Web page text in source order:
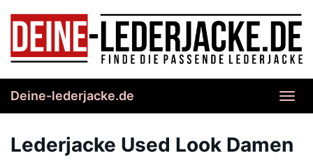
content
Deine-lederjacke.de
Lederjacke Used Look Damen